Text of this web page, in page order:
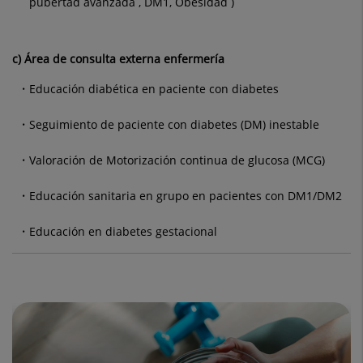
c) Área de consulta externa enfermería
Educación diabética en paciente con diabetes
Seguimiento de paciente con diabetes (DM) inestable
Valoración de Motorización continua de glucosa (MCG)
Educación sanitaria en grupo en pacientes con DM1/DM2
Educación en diabetes gestacional